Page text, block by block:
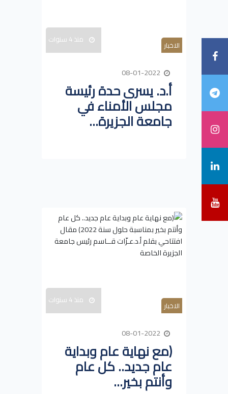
الاخبار منذ 4 سنوات
أ.د. يسرى حدة رئيسة
مجلس الأمناء في
جامعة الجزيرة...
الاخبار منذ 4 سنوات
(مع نهاية عام وبداية
عام جديد.. كل عام
وأنتم بخير...